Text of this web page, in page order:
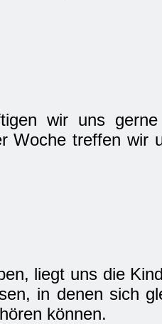
wir uns
Woche treffen wir
liegt uns die
in denen sich
können.